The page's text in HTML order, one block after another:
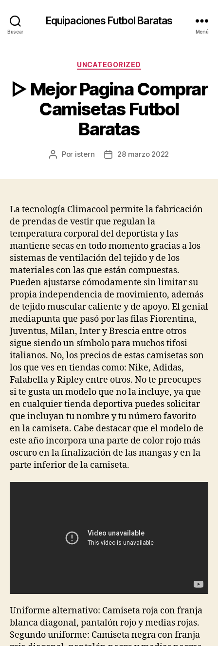
Buscar
Equipaciones Futbol Baratas
Menú
Categorías
UNCATEGORIZED
▷ Mejor Pagina Comprar
Camisetas Futbol
Baratas
Autor
Por istern
Fecha28 marzo 2022
La tecnología Climacool permite la fabricación
de prendas de vestir que regulan la
temperatura corporal del deportista y las
mantiene secas en todo momento gracias a los
sistemas de ventilación del tejido y de los
materiales con las que están compuestas.
Pueden ajustarse cómodamente sin limitar su
propia independencia de movimiento, además
de tejido muscular caliente y de apoyo. El genial
mediapunta que pasó por las filas Fiorentina,
Juventus, Milan, Inter y Brescia entre otros
sigue siendo un símbolo para muchos tifosi
italianos. No, los precios de estas camisetas son
los que ves en tiendas como: Nike, Adidas,
Falabella y Ripley entre otros. No te preocupes
si te gusta un modelo que no la incluye, ya que
en cualquier tienda deportiva puedes solicitar
que incluyan tu nombre y tu número favorito
en la camiseta. Cabe destacar que el modelo de
este año incorpora una parte de color rojo más
oscuro en la finalización de las mangas y en la
parte inferior de la camiseta.
Uniforme alternativo: Camiseta roja con franja
blanca diagonal, pantalón rojo y medias rojas.
Segundo uniforme: Camiseta negra con franja